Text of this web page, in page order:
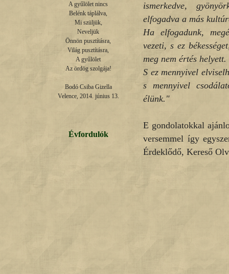
A gyűlölet nincs
Belénk táplálva,
Mi szüljük,
Neveljük
Önnön pusztításra,
Világ pusztításra,
A gyűlölet
Az ördög szolgája!
Bodó Csiba Gizella
Velence, 2014. június 13.
Évfordulók
ismerkedve,
elfogadva a más
Ha elfogadunk,
vezeti, s ez
meg nem értés helyett.
S ez mennyivel
s mennyivel
élünk."
E gondolatokkal
versemmel így
Érdeklődő, Kereső